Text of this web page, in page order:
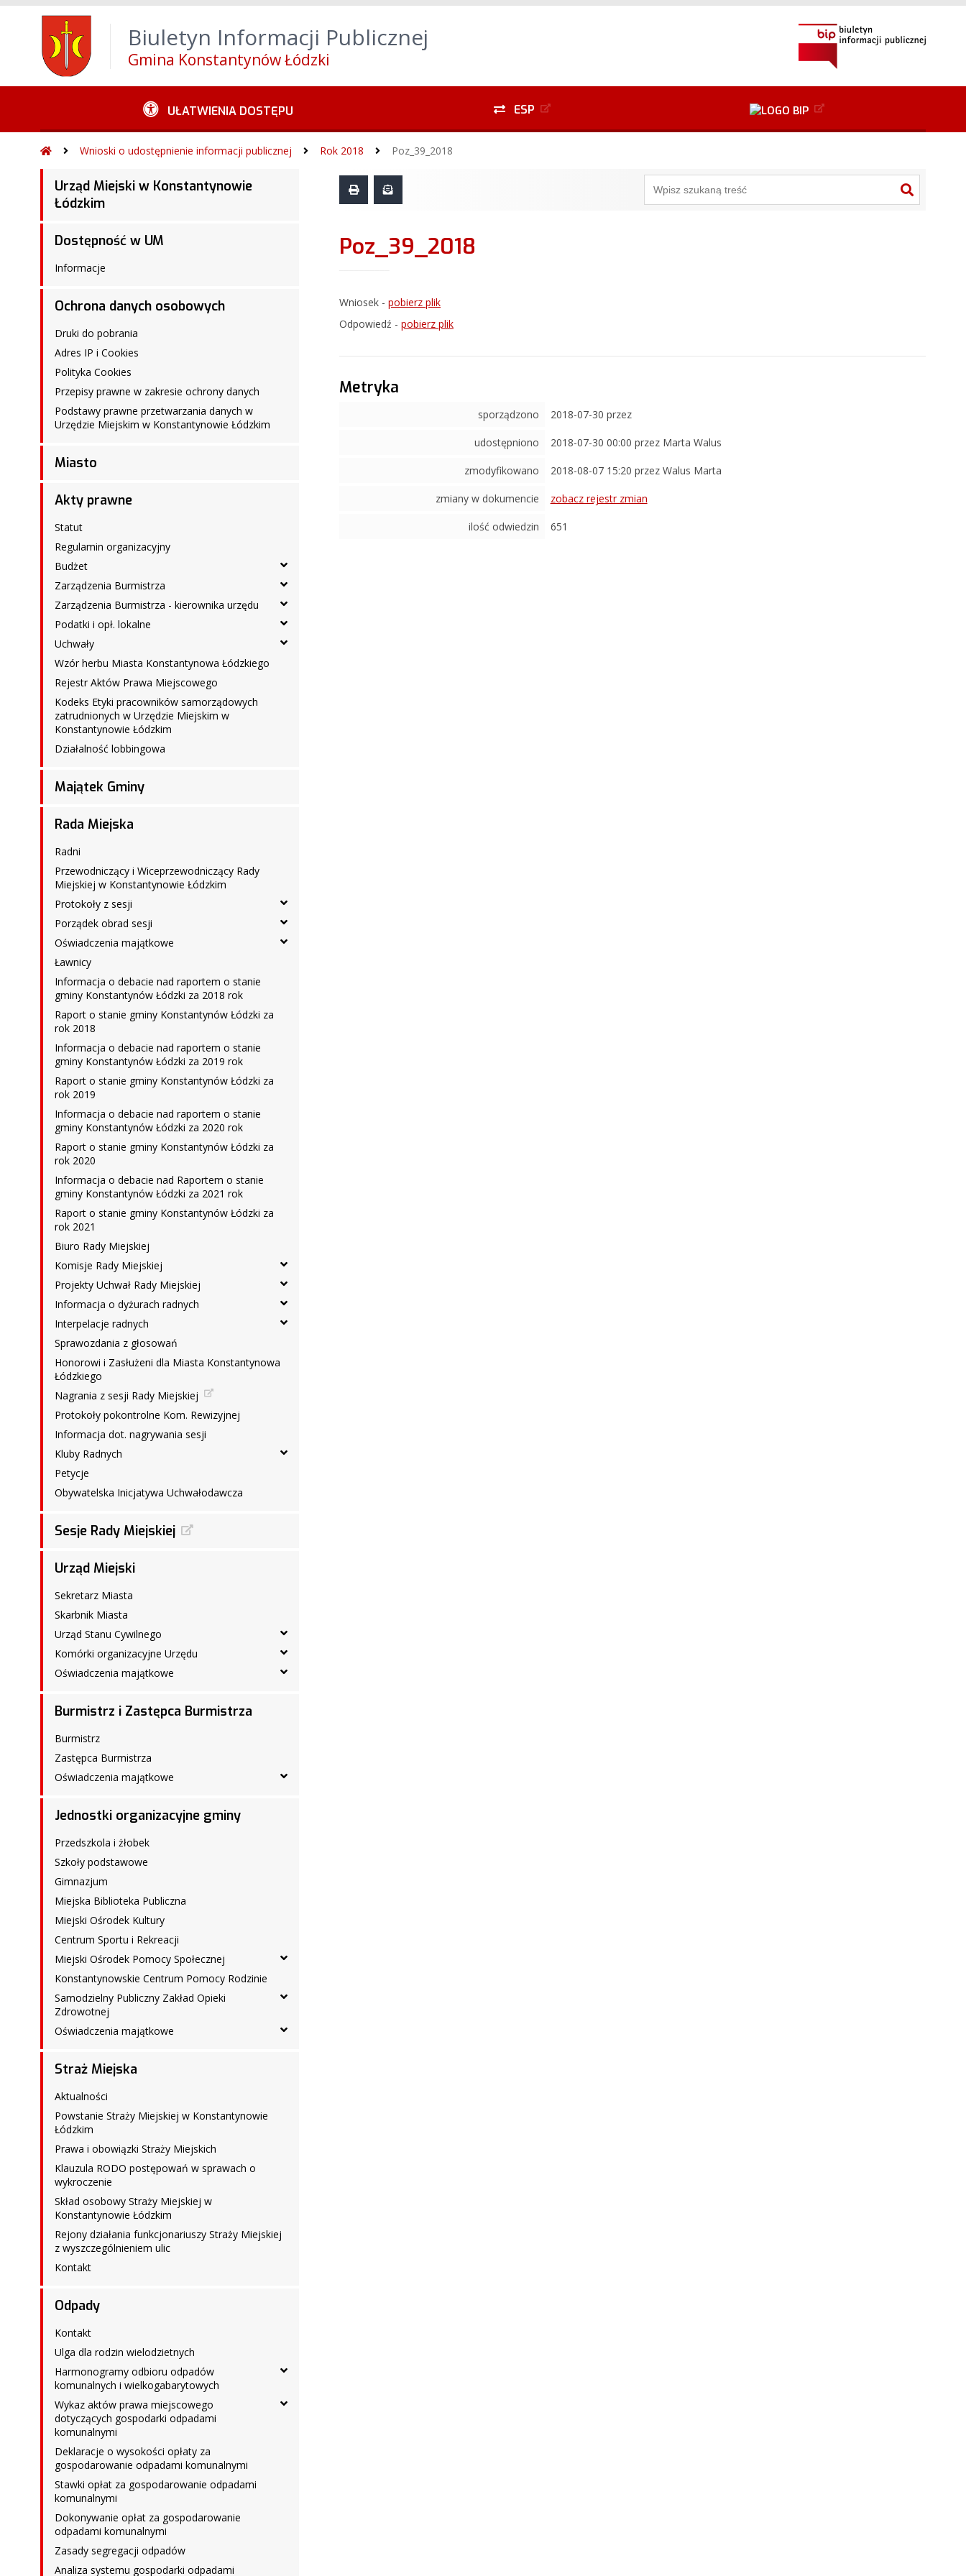
Przejdź do menu górnego
Alt + 4 Przejdź do menu lewego Alt Przejdź do mapy serwisu Alt
Biuletyn Informacji Publicznej
Gmina Konstantynów Łódzki
UŁATWIENIA DOSTĘPU ESP
Wnioski o udostępnienie informacji publicznej Rok 2018 Poz_39_2018
Urząd Miejski w Konstantynowie
Łódzkim
Dostępność w UM
Informacje
Ochrona danych osobowych
Druki do pobrania
Adres IP i Cookies
Polityka Cookies
Przepisy prawne w zakresie ochrony danych
Podstawy prawne przetwarzania danych w
Urzędzie Miejskim w Konstantynowie Łódzkim
Miasto
Akty prawne
Statut
Regulamin organizacyjny
Budżet
Zarządzenia Burmistrza
Zarządzenia Burmistrza - kierownika urzędu
Podatki i opł. lokalne
Uchwały
Wzór herbu Miasta Konstantynowa Łódzkiego
Rejestr Aktów Prawa Miejscowego
Kodeks Etyki pracowników samorządowych
zatrudnionych w Urzędzie Miejskim w
Konstantynowie Łódzkim
Działalność lobbingowa
Majątek Gminy
Rada Miejska
Radni
Przewodniczący i Wiceprzewodniczący Rady
Miejskiej w Konstantynowie Łódzkim
Protokoły z sesji
Porządek obrad sesji
Oświadczenia majątkowe
Ławnicy
Informacja o debacie nad raportem o stanie
gminy Konstantynów Łódzki za 2018 rok
Raport o stanie gminy Konstantynów Łódzki za
rok 2018
Informacja o debacie nad raportem o stanie
gminy Konstantynów Łódzki za 2019 rok
Raport o stanie gminy Konstantynów Łódzki za
rok 2019
Informacja o debacie nad raportem o stanie
gminy Konstantynów Łódzki za 2020 rok
Raport o stanie gminy Konstantynów Łódzki za
rok 2020
Informacja o debacie nad Raportem o stanie
gminy Konstantynów Łódzki za 2021 rok
Raport o stanie gminy Konstantynów Łódzki za
rok 2021
Biuro Rady Miejskiej
Komisje Rady Miejskiej
Projekty Uchwał Rady Miejskiej
Informacja o dyżurach radnych
Interpelacje radnych
Sprawozdania z głosowań
Honorowi i Zasłużeni dla Miasta Konstantynowa
Łódzkiego
Nagrania z sesji Rady Miejskiej
Protokoły pokontrolne Kom. Rewizyjnej
Informacja dot. nagrywania sesji
Kluby Radnych
Petycje
Obywatelska Inicjatywa Uchwałodawcza
Sesje Rady Miejskiej
Urząd Miejski
Sekretarz Miasta
Skarbnik Miasta
Urząd Stanu Cywilnego
Komórki organizacyjne Urzędu
Oświadczenia majątkowe
Burmistrz i Zastępca Burmistrza
Burmistrz
Zastępca Burmistrza
Oświadczenia majątkowe
Jednostki organizacyjne gminy
Przedszkola i żłobek
Szkoły podstawowe
Gimnazjum
Miejska Biblioteka Publiczna
Miejski Ośrodek Kultury
Centrum Sportu i Rekreacji
Miejski Ośrodek Pomocy Społecznej
Konstantynowskie Centrum Pomocy Rodzinie
Samodzielny Publiczny Zakład Opieki
Zdrowotnej
Oświadczenia majątkowe
Straż Miejska
Aktualności
Powstanie Straży Miejskiej w Konstantynowie
Łódzkim
Prawa i obowiązki Straży Miejskich
Klauzula RODO postępowań w sprawach o
wykroczenie
Skład osobowy Straży Miejskiej w
Konstantynowie Łódzkim
Rejony działania funkcjonariuszy Straży Miejskiej
z wyszczególnieniem ulic
Kontakt
Odpady
Kontakt
Ulga dla rodzin wielodzietnych
Harmonogramy odbioru odpadów
komunalnych i wielkogabarytowych
Wykaz aktów prawa miejscowego
dotyczących gospodarki odpadami
komunalnymi
Deklaracje o wysokości opłaty za
gospodarowanie odpadami komunalnymi
Stawki opłat za gospodarowanie odpadami
komunalnymi
Dokonywanie opłat za gospodarowanie
odpadami komunalnymi
Zasady segregacji odpadów
Analiza systemu gospodarki odpadami
Poz_39_2018
Wniosek - pobierz plik
Odpowiedź - pobierz plik
Metryka
sporządzono 2018-07-30 przez
udostępniono 2018-07-30 00:00 przez Marta Walus
zmodyfikowano 2018-08-07 15:20 przez Walus Marta
zmiany w dokumencie zobacz rejestr zmian
ilość odwiedzin 651